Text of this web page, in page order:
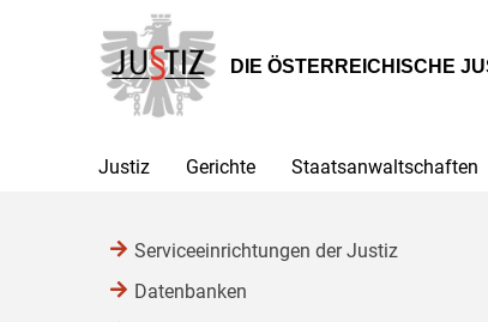
Hauptnavigation
[1]
Inhalt
[2]
Untermenü
[3]
DIE ÖSTERREICHISCHE
Justiz Gerichte Staatsanwaltschaften
Serviceeinrichtungen der Justiz
Datenbanken